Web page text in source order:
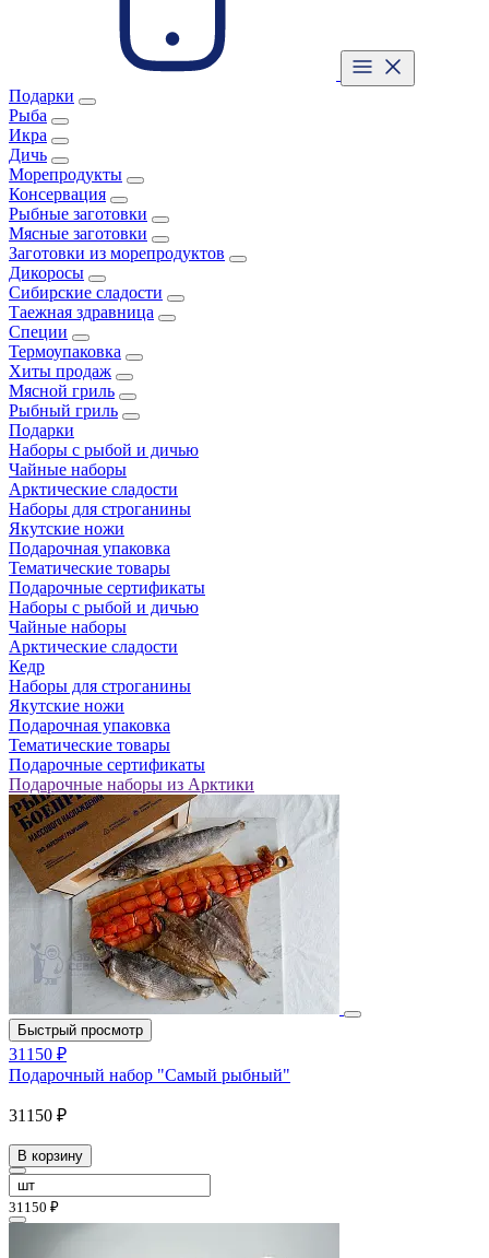
Подарки
Рыба
Икра
Дичь
Морепродукты
Консервация
Рыбные заготовки
Мясные заготовки
Заготовки из морепродуктов
Дикоросы
Сибирские сладости
Таежная здравница
Специи
Термоупаковка
Хиты продаж
Мясной гриль
Рыбный гриль
Подарки
Наборы с рыбой и дичью
Чайные наборы
Арктические сладости
Наборы для строганины
Якутские ножи
Подарочная упаковка
Тематические товары
Подарочные сертификаты
Наборы с рыбой и дичью
Чайные наборы
Арктические сладости
Кедр
Наборы для строганины
Якутские ножи
Подарочная упаковка
Тематические товары
Подарочные сертификаты
Подарочные наборы из Арктики
Быстрый просмотр
31150 ₽
Подарочный набор "Самый рыбный"
31150 ₽
В корзину
31150 ₽